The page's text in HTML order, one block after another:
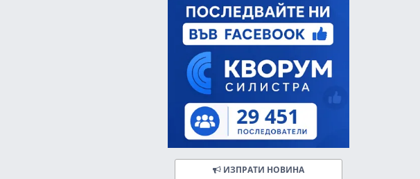
ИЗПРАТИ НОВИНА